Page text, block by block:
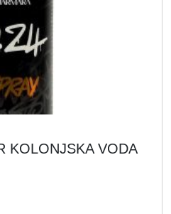
KOLONJSKA VODA